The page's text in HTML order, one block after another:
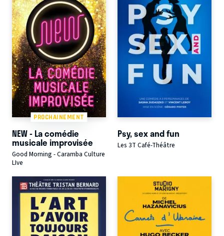
PROCHAINEMENT
NEW - La comédie
musicale improvisée
Good Morning - Caramba Culture
LIve
Psy, sex and fun
Les 3T Café-Théâtre